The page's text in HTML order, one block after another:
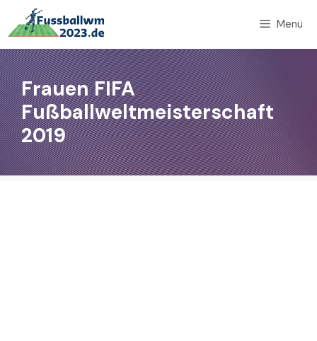
Inhalt
Menü
Frauen FIFA
Fußballweltmeisterschaft
2019